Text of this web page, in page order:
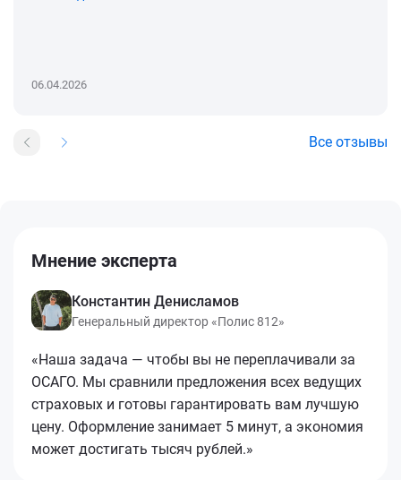
06.04.2026
Все отзывы
Мнение эксперта
Константин Денисламов
Генеральный директор «Полис 812»
«Наша задача — чтобы вы не переплачивали за
ОСАГО. Мы сравнили предложения всех ведущих
страховых и готовы гарантировать вам лучшую
цену. Оформление занимает 5 минут, а экономия
может достигать тысяч рублей.»